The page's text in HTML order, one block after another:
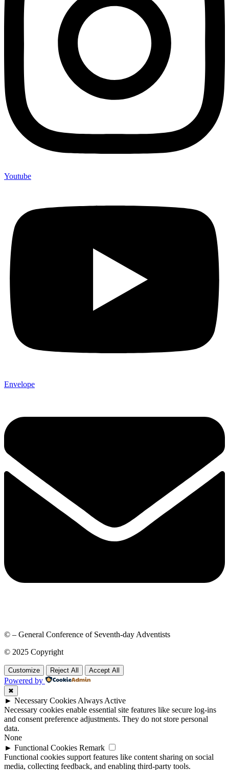
Youtube
Envelope
© – General Conference of Seventh-day Adventists
© 2025 Copyright
Customize Reject All Accept All
Powered by
✖
► Necessary Cookies Always Active
Necessary cookies enable essential site features like secure log-ins
and consent preference adjustments. They do not store personal
data.
None
► Functional Cookies Remark
Functional cookies support features like content sharing on social
media, collecting feedback, and enabling third-party tools.